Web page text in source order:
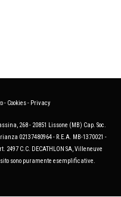
- Cookies- Privacy
268 - 20851 Lissone (MB) Cap. Soc.
02137480964 - R.E.A. MB-1370021 -
2497 C.C. DECATHLON SA, Villeneuve
sono puramente esemplificative.